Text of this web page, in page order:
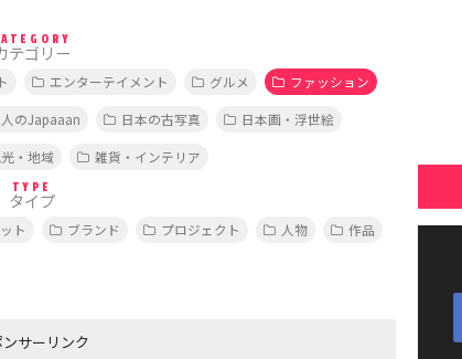
テゴリー
エンターテイメント グルメ
ファッション
のJapaaan 日本の古写真
日本画・浮世絵
・地域 雑貨・インテリア
TYPE
タイプ
ト ブランド プロジェクト 人物
作品
ンサーリンク